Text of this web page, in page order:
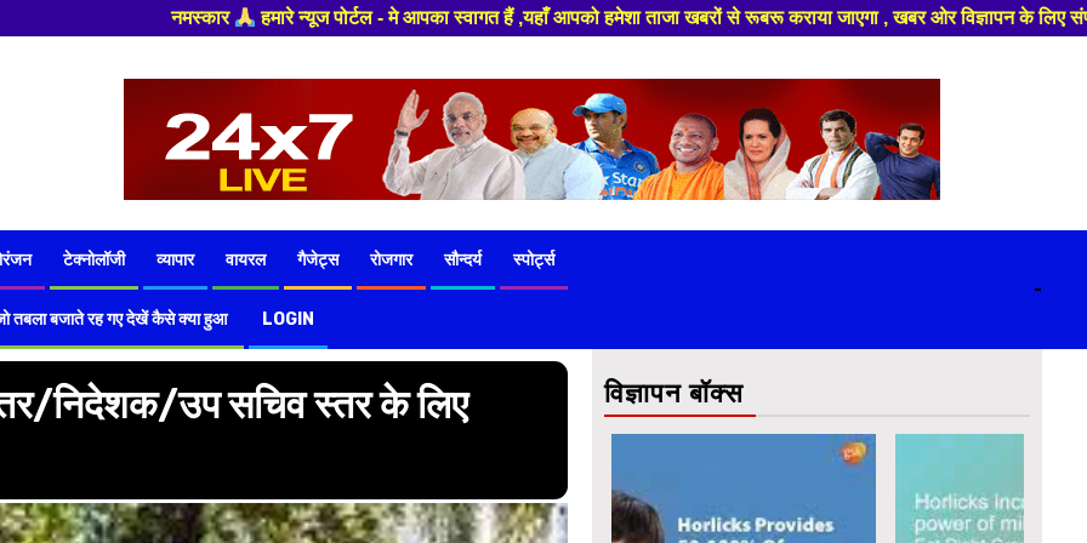
पोर्टल - मे आपका स्वागत हैं ,यहाँ आपको हमेशा ताजा खबरों से रूबरू कराया जाएगा , खबर ओर विज्ञापन के लिए संपर्क करे +91 9839649848 ,हमारे यूट्यूब
टेक्नोलॉजी व्यापार वायरल गैजेट्स रोजगार सौन्दर्य स्पोर्ट्स
जो तबला बजाते रह गए देखें कैसे क्या हुआ LOGIN
-
निदेशक/उप सचिव स्तर के लिए
विज्ञापन बॉक्स